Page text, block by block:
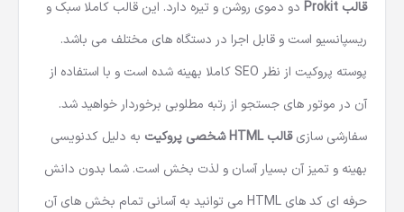
قالب Prokit
دو دموی روشن و تیره دارد. این قالب کاملا سبک و
ریسپانسیو است و قابل اجرا در دستگاه های مختلف می باشد.
پوسته پروکیت از نظر SEO کاملا بهینه شده است و با استفاده از
آن در موتور های جستجو از رتبه مطلوبی برخوردار خواهید شد.
سفارشی سازیقالب HTML شخصی پروکیت
به دلیل کدنویسی
بهینه و تمیز آن بسیار آسان و لذت بخش است. شما بدون دانش
حرفه ای کد های HTML می توانید به آسانی تمام بخش های آن